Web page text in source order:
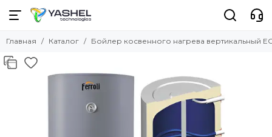
Главная Каталог Бойлер косвенного нагрева вертикальный